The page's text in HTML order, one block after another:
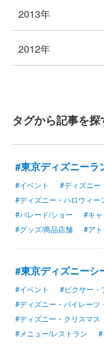
2013年
2012年
タグから記事を探
#東京ディズニーラ
#イベント #ディズニー
#ディズニー・ハロウィー
#パレード/ショー
#キ
#グッズ/商品店舗
#ア
#東京ディズニーシ
#イベント #ピクサー・
#ディズニー・パイレーツ
#ディズニー・クリスマス
#メニュー/レストラン